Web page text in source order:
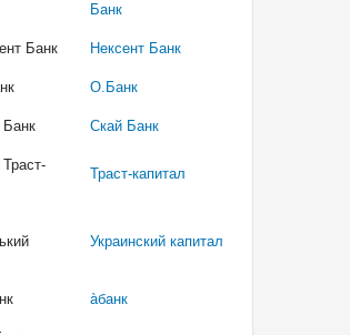
Банк
Нексент Банк
О.Банк
Скай Банк
Траст-капитал
Украинский капитал
àбанк